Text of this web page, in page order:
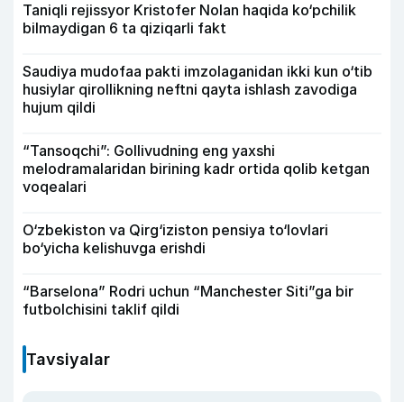
Taniqli rejissyor Kristofer Nolan haqida ko‘pchilik
bilmaydigan 6 ta qiziqarli fakt
Saudiya mudofaa pakti imzolaganidan ikki kun o‘tib
husiylar qirollikning neftni qayta ishlash zavodiga
hujum qildi
“Tansoqchi”: Gollivudning eng yaxshi
melodramalaridan birining kadr ortida qolib ketgan
voqealari
O‘zbekiston va Qirg‘iziston pensiya to‘lovlari
bo‘yicha kelishuvga erishdi
“Barselona” Rodri uchun “Manchester Siti”ga bir
futbolchisini taklif qildi
Tavsiyalar